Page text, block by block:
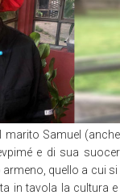
marito Samuel
e di sua
quello a cui
in tavola la cultura